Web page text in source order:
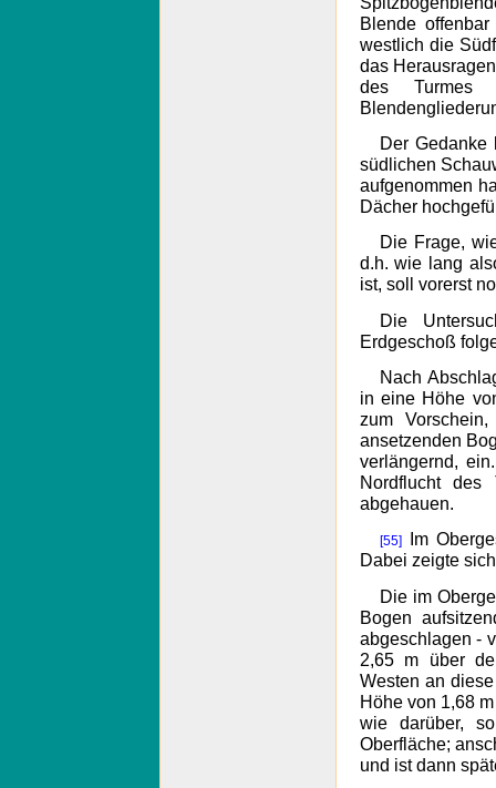
Blende
westlich die
das
des Turmes
Der Gedanke
südlichen
aufgenommen
Dächer
Die Frage,
d.h. wie lang
ist, soll vorerst
Die
Erdgeschoß
Nach
in eine Höhe
zum
ansetzenden
verlängernd,
Nordflucht des
abgehauen.
[55]
Im
Dabei zeigte
Die im
Bogen
abgeschlagen -
2,65 m über
Westen an
Höhe von 1,68
wie darüber,
Oberfläche;
und ist dann